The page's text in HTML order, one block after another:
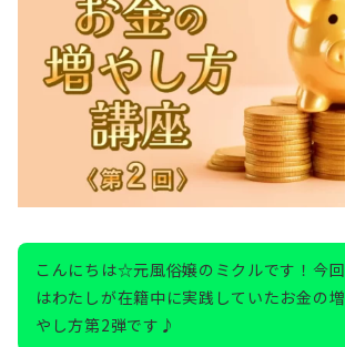
こんにちは☆元風俗嬢のミクルです！今回
はわたしが在籍中に実践していたお金の増
やし方第2弾です♪